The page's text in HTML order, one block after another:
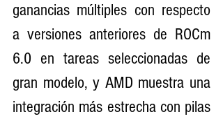
ganancias múltiples con respecto
a versiones anteriores de ROCm
6.0 en tareas seleccionadas de
gran modelo, y AMD muestra una
integración más estrecha con pilas